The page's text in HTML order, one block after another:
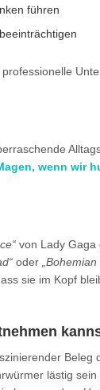
führen
wenn wir
von Lady Gaga
oder
sie im Kopf
Beleg
lästig